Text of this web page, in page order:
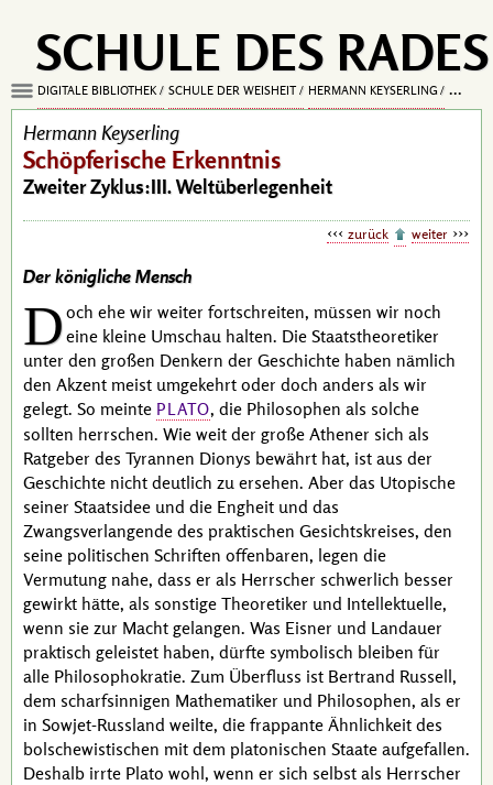
SCHULE DES RADES
DIGITALE BIBLIOTHEK SCHULE DER WEISHEIT HERMANN KEYSERLING
Hermann Keyserling
Schöpferische Erkenntnis
Zweiter Zyklus:III. Weltüberlegenheit
zurück weiter
Der königliche Mensch
Doch ehe wir weiter fortschreiten, müssen wir noch
eine kleine Umschau halten. Die Staatstheoretiker
unter den großen Denkern der Geschichte haben nämlich
den Akzent meist umgekehrt oder doch anders als wir
gelegt. So meinte PLATO, die Philosophen als solche
sollten herrschen. Wie weit der große Athener sich als
Ratgeber des Tyrannen Dionys bewährt hat, ist aus der
Geschichte nicht deutlich zu ersehen. Aber das Utopische
seiner Staatsidee und die Engheit und das
Zwangsverlangende des praktischen Gesichtskreises, den
seine politischen Schriften offenbaren, legen die
Vermutung nahe, dass er als Herrscher schwerlich besser
gewirkt hätte, als sonstige Theoretiker und Intellektuelle,
wenn sie zur Macht gelangen. Was Eisner und Landauer
praktisch geleistet haben, dürfte symbolisch bleiben für
alle Philosophokratie. Zum Überfluss ist Bertrand Russell,
dem scharfsinnigen Mathematiker und Philosophen, als er
in Sowjet-Russland weilte, die frappante Ähnlichkeit des
bolschewistischen mit dem platonischen Staate aufgefallen.
Deshalb irrte Plato wohl, wenn er sich selbst als Herrscher